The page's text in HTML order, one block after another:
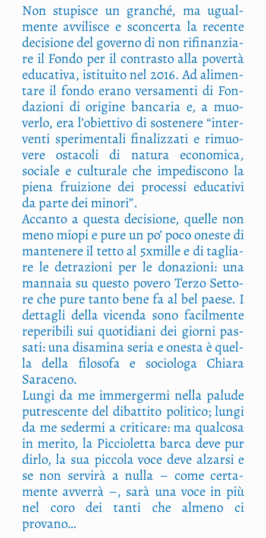
Non stu­pi­sce un gran­ché, ma ugual­
men­te avvi­li­sce e scon­cer­ta la recen­te
deci­sio­ne del gover­no di non rifi­nan­zia­
re il Fon­do per il con­tra­sto alla pover­tà
edu­ca­ti­va, isti­tui­to nel 2016. Ad ali­men­
ta­re il fon­do era­no ver­sa­men­ti di Fon­
da­zio­ni di ori­gi­ne ban­ca­ria e, a muo­
ver­lo, era l’obiettivo di soste­ne­re “inter­
ven­ti spe­ri­men­ta­li fina­liz­za­ti e rimuo­
ve­re osta­co­li di natu­ra eco­no­mi­ca,
socia­le e cul­tu­ra­le che impe­di­sco­no la
pie­na frui­zio­ne dei pro­ces­si edu­ca­ti­vi
da par­te dei minori”.
Accan­to a que­sta deci­sio­ne, quel­le non
meno mio­pi e pure un po’ poco one­ste di
man­te­ne­re il tet­to al 5xmille e di taglia­
re le detra­zio­ni per le dona­zio­ni: una
man­na­ia su que­sto pove­ro Ter­zo Set­to­
re che pure tan­to bene fa al bel pae­se. I
det­ta­gli del­la vicen­da sono facil­men­te
repe­ri­bi­li sui quo­ti­dia­ni dei gior­ni pas­
sa­ti: una disa­mi­na seria e one­sta è quel­
la del­la filo­so­fa e socio­lo­ga Chia­ra
Saraceno.
Lun­gi da me immer­ger­mi nel­la palu­de
putre­scen­te del dibat­ti­to poli­ti­co; lun­gi
da me seder­mi a cri­ti­ca­re: ma qual­co­sa
in meri­to, la Pic­cio­let­ta bar­ca deve pur
dir­lo, la sua pic­co­la voce deve alzar­si e
se non ser­vi­rà a nul­la – come cer­ta­
men­te avver­rà –, sarà una voce in più
nel coro dei tan­ti che alme­no ci
provano…